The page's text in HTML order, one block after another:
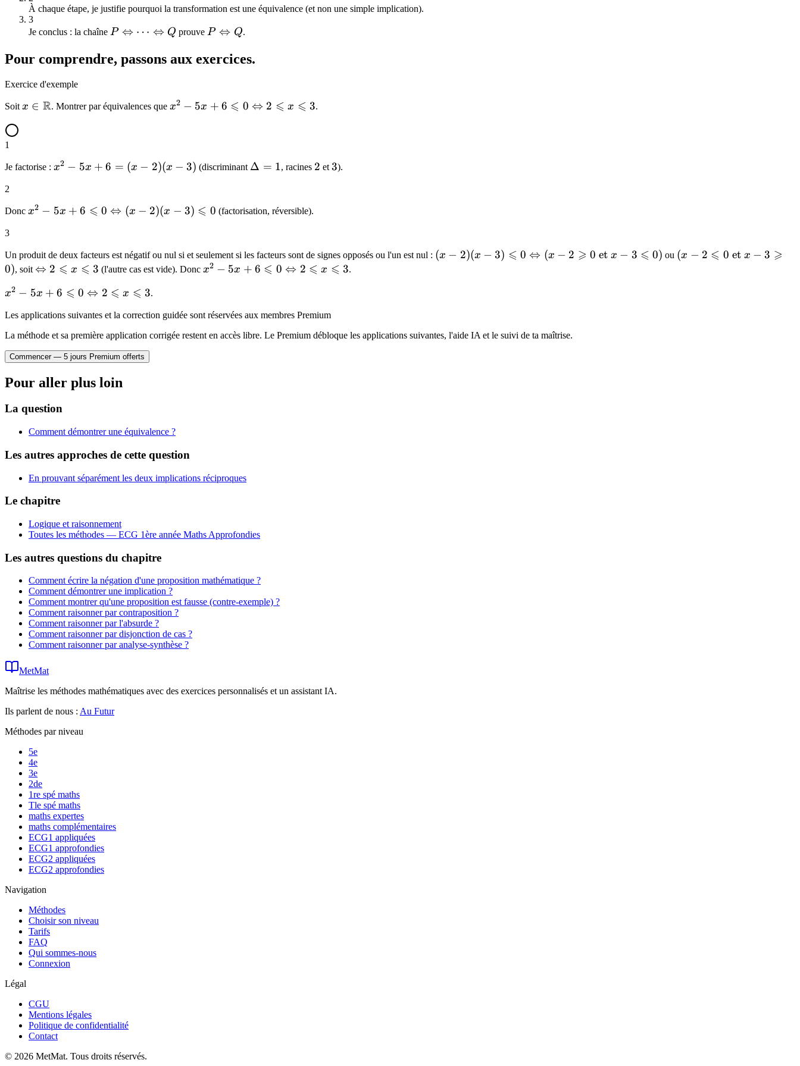
À chaque étape, je justifie pourquoi la transformation est une équivalence (et non une simple implication).
3
Je conclus : la chaîne P
\dots
P ⇔ ⋯ ⇔ Q prouve P
Q
P ⇔ Q.
Pour comprendre, passons aux exercices.
Exercice d'exemple
Soit x \in
x ∈ R. Montrer par équivalences que x^2 - 5x + 6
\leqslant 3
x2 − 5x + 6 ⩽ 0 ⇔ 2 ⩽ x ⩽ 3.
1
Je factorise : x^2
+ 6
2)
(x-
3)
x2 − 5x + 6 = (x − 2)(x − 3) (discriminant \Delta
Δ = 1, racines 2
2 et 3
3).
2
Donc x^2-5x+6
(x-2)(x-
3)\leqslant 0
x2 − 5x + 6 ⩽ 0 ⇔ (x − 2)(x − 3) ⩽ 0 (factorisation, réversible).
3
Un produit de deux facteurs est négatif ou nul si et seulement si les facteurs sont de signes opposés ou l'un est nul : (x-2)(x-
(x − 2)(x − 3) ⩽ 0 ⇔ (x − 2 ⩾ 0 etx − 3 ⩽ 0) ou (x-
(x − 2 ⩽ 0 et x − 3 ⩾
0), soit \Leftrightarrow
\leqslant 3
⇔ 2 ⩽ x ⩽ 3 (l'autre cas est vide). Donc x^2-
\Leftrightarrow
x\leqslant 3
x2 − 5x + 6 ⩽ 0 ⇔ 2 ⩽ x ⩽ 3.
x^2-
0
\Leftrightarrow
2\leqslant
x\leqslant 3
x2 − 5x + 6 ⩽ 0 ⇔ 2 ⩽ x ⩽ 3.
Les applications suivantes et la correction guidée sont réservées aux membres Premium
La méthode et sa première application corrigée restent en accès libre. Le Premium débloque les applications suivantes, l'aide IA et le suivi de ta maîtrise.
Commencer — 5 jours Premium offerts
Pour aller plus loin
La question
Comment démontrer une équivalence ?
Les autres approches de cette question
En prouvant séparément les deux implications réciproques
Le chapitre
Logique et raisonnement
Toutes les méthodes — ECG 1ère année Maths Approfondies
Les autres questions du chapitre
Comment écrire la négation d'une proposition mathématique ?
Comment démontrer une implication ?
Comment montrer qu'une proposition est fausse (contre-exemple) ?
Comment raisonner par contraposition ?
Comment raisonner par l'absurde ?
Comment raisonner par disjonction de cas ?
Comment raisonner par analyse-synthèse ?
MetMat
Maîtrise les méthodes mathématiques avec des exercices personnalisés et un assistant IA.
Ils parlent de nous : Au Futur
Méthodes par niveau
5e
4e
3e
2de
1re spé maths
Tle spé maths
maths expertes
maths complémentaires
ECG1 appliquées
ECG1 approfondies
ECG2 appliquées
ECG2 approfondies
Navigation
Méthodes
Choisir son niveau
Tarifs
FAQ
Qui sommes-nous
Connexion
Légal
CGU
Mentions légales
Politique de confidentialité
Contact
© 2026 MetMat. Tous droits réservés.